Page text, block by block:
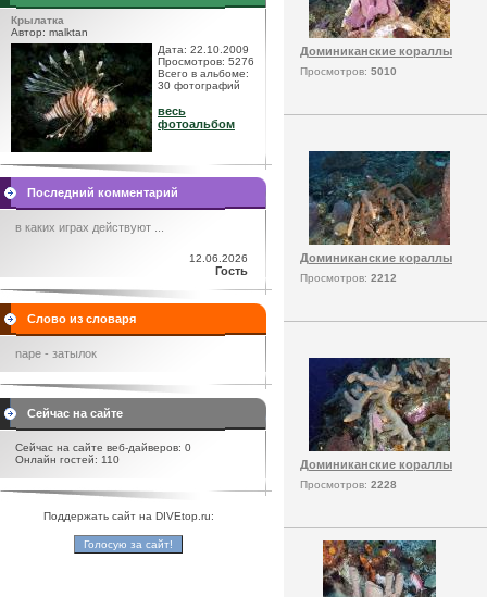
Крылатка
Автор: malktan
Дата: 22.10.2009
Просмотров: 5276
Всего в альбоме:
30 фотографий
весь
фотоальбом
Последний комментарий
в каких играх действуют ...
12.06.2026
Гость
Слово из словаря
nаре - затылок
Сейчас на сайте
Сейчас на сайте веб-дайверов: 0
Онлайн гостей: 110
Поддержать сайт на DIVEtop.ru:
Доминиканские кораллы
Просмотров: 5010
Доминиканские кораллы
Просмотров: 2212
Доминиканские кораллы
Просмотров: 2228